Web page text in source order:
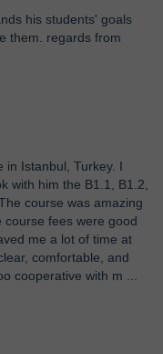
his students' goals
them. regards from
in Istanbul, Turkey. I
with him the B1.1, B1.2,
course was amazing
course fees were good
me a lot of time at
comfortable, and
cooperative with m